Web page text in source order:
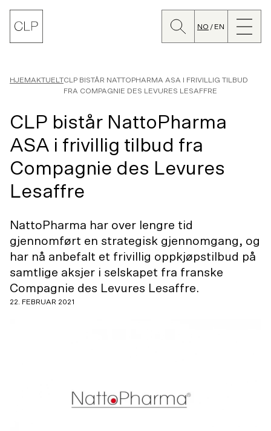
Bytt
NO EN
meny
HJEMAKTUELTCLP BISTÅR NATTOPHARMA ASA I FRIVILLIG TILBUD
FRA COMPAGNIE DES LEVURES LESAFFRE
CLP bistår NattoPharma
ASA i frivillig tilbud fra
Compagnie des Levures
Lesaffre
NattoPharma har over lengre tid
gjennomført en strategisk gjennomgang, og
har nå anbefalt et frivillig oppkjøpstilbud på
samtlige aksjer i selskapet fra franske
Compagnie des Levures Lesaffre.
22. FEBRUAR 2021